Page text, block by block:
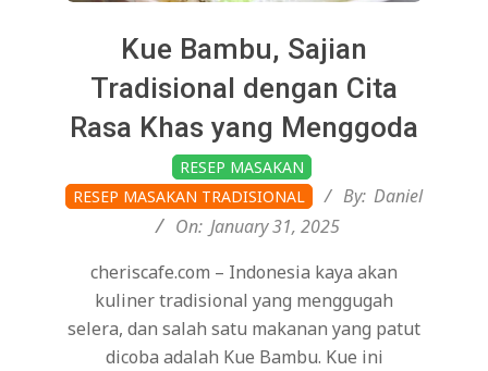
Kue Bambu, Sajian
Tradisional dengan Cita
Rasa Khas yang Menggoda
01-
31
RESEP MASAKAN
RESEP MASAKAN TRADISIONAL
By: Daniel
On: January 31, 2025
cheriscafe.com – Indonesia kaya akan
kuliner tradisional yang menggugah
selera, dan salah satu makanan yang patut
dicoba adalah Kue Bambu. Kue ini